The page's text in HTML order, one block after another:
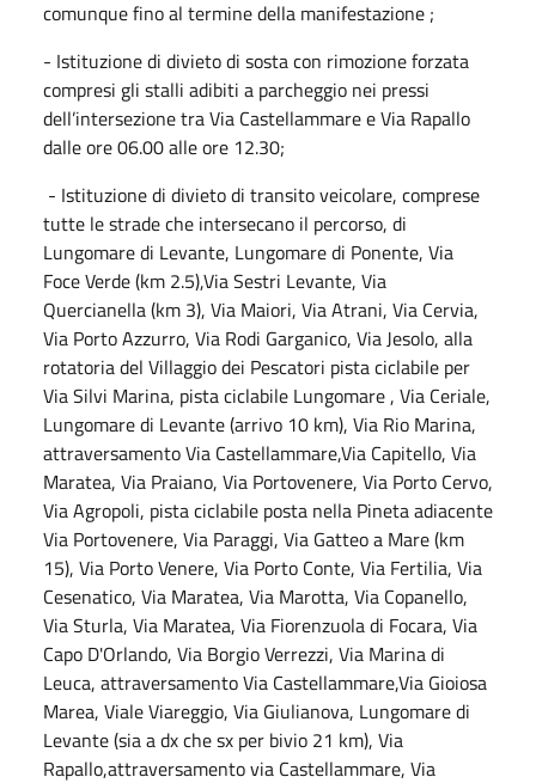
comunque fino al termine della manifestazione ;
- Istituzione di divieto di sosta con rimozione forzata
compresi gli stalli adibiti a parcheggio nei pressi
dell’intersezione tra Via Castellammare e Via Rapallo
dalle ore 06.00 alle ore 12.30;
- Istituzione di divieto di transito veicolare, comprese
tutte le strade che intersecano il percorso, di
Lungomare di Levante, Lungomare di Ponente, Via
Foce Verde (km 2.5),Via Sestri Levante, Via
Quercianella (km 3), Via Maiori, Via Atrani, Via Cervia,
Via Porto Azzurro, Via Rodi Garganico, Via Jesolo, alla
rotatoria del Villaggio dei Pescatori pista ciclabile per
Via Silvi Marina, pista ciclabile Lungomare , Via Ceriale,
Lungomare di Levante (arrivo 10 km), Via Rio Marina,
attraversamento Via Castellammare,Via Capitello, Via
Maratea, Via Praiano, Via Portovenere, Via Porto Cervo,
Via Agropoli, pista ciclabile posta nella Pineta adiacente
Via Portovenere, Via Paraggi, Via Gatteo a Mare (km
15), Via Porto Venere, Via Porto Conte, Via Fertilia, Via
Cesenatico, Via Maratea, Via Marotta, Via Copanello,
Via Sturla, Via Maratea, Via Fiorenzuola di Focara, Via
Capo D'Orlando, Via Borgio Verrezzi, Via Marina di
Leuca, attraversamento Via Castellammare,Via Gioiosa
Marea, Viale Viareggio, Via Giulianova, Lungomare di
Levante (sia a dx che sx per bivio 21 km), Via
Rapallo,attraversamento via Castellammare, Via